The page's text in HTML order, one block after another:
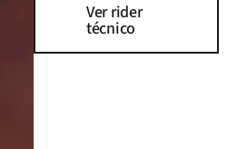
Ver rider
técnico